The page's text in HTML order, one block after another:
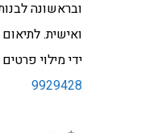
ובראשונה
ואישית.
ידי מילוי
9929428